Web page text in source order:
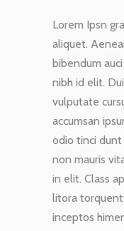
Lorem Ipsn
aliquet.
bibendum
nibh id elit.
vulputate
accumsan
odio tinci dunt
non mauris
in elit. Class
litora
inceptos